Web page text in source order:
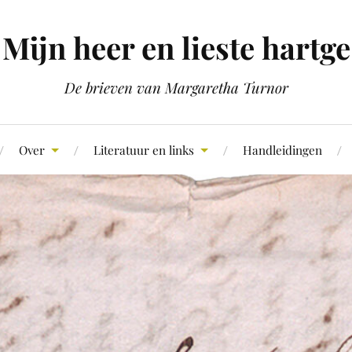
Mijn heer en lieste hartge
De brieven van Margaretha Turnor
Over Literatuur en links Handleidingen